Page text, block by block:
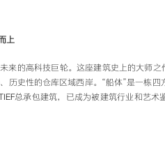
上
来的高科技巨轮。这座建筑史上的大师之
历史性的仓库区域西岸。“船体”是一栋四
总承包建筑，已成为被建筑行业和艺术